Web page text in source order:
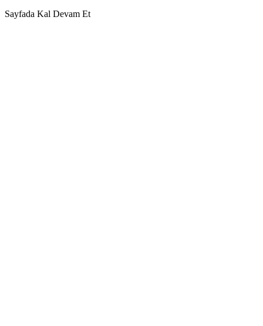
Sayfada Kal Devam Et